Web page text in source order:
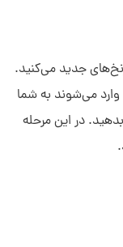
جدید می‌کنید.
وارد می‌شوند به شما
در این مرحله